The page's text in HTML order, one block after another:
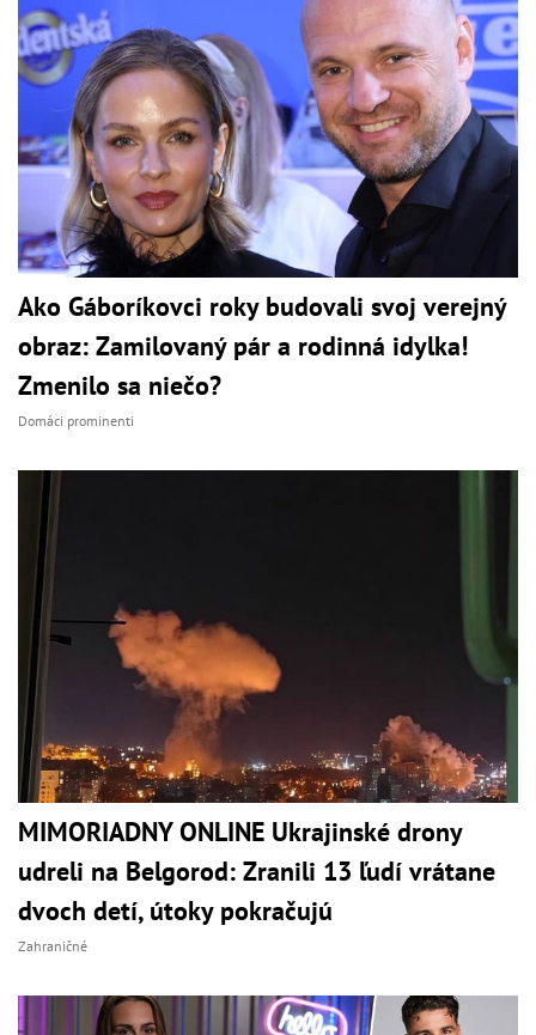
Ako Gáboríkovci roky budovali svoj verejný
obraz: Zamilovaný pár a rodinná idylka!
Zmenilo sa niečo?
Domáci prominenti
MIMORIADNY ONLINE Ukrajinské drony
udreli na Belgorod: Zranili 13 ľudí vrátane
dvoch detí, útoky pokračujú
Zahraničné